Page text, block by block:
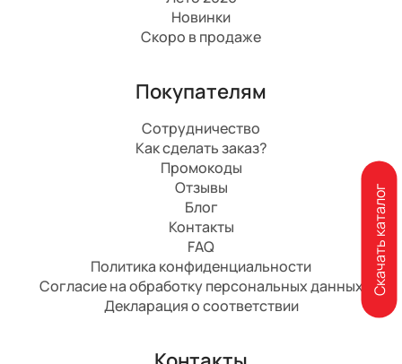
Новинки
Скоро в продаже
Покупателям
Сотрудничество
Как сделать заказ?
Промокоды
Отзывы
Блог
Контакты
FAQ
Политика конфиденциальности
Согласие на обработку персональных данных
Декларация о соответствии
Скачать каталог